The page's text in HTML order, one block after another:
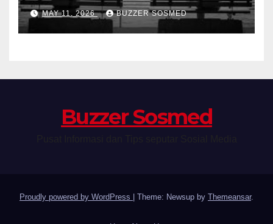
MAY 11, 2026 BUZZER SOSMED
Buzzer Sosmed
Proudly powered by WordPress Theme: Newsup by Themeansar.